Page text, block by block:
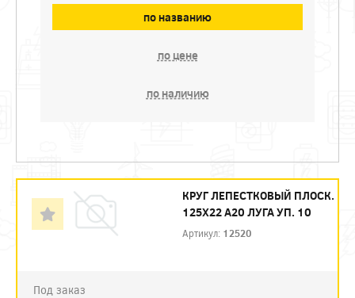
по названию
по цене
по наличию
КРУГ ЛЕПЕСТКОВЫЙ ПЛОСК.
125Х22 А20 ЛУГА УП. 10
Артикул: 12520
Под заказ